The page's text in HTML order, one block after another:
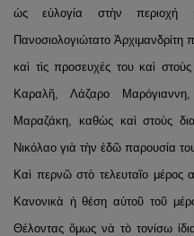
ὡς εὐλογία στὴν περιοχή
Πανοσιολογιώτατο
καὶ τὶς προσευχές του καὶ
Καραλῆ, Λάζαρο
Μαραζάκη, καθὼς καὶ στοὺς
Νικόλαο γιὰ τὴν ἐδῶ παρουσία
Καὶ περνῶ στὸ τελευταῖο
Κανονικὰ ἡ θέση αὐτοῦ τοῦ
Θέλοντας ὅμως νὰ τὸ τονίσω